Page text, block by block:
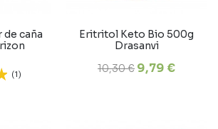
de caña
(1)
Eritritol Keto Bio 500g
Drasanvi
10,30 € 9,79 €